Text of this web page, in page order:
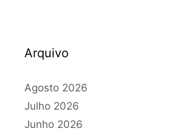
Arquivo
Agosto 2026
Julho 2026
Junho 2026